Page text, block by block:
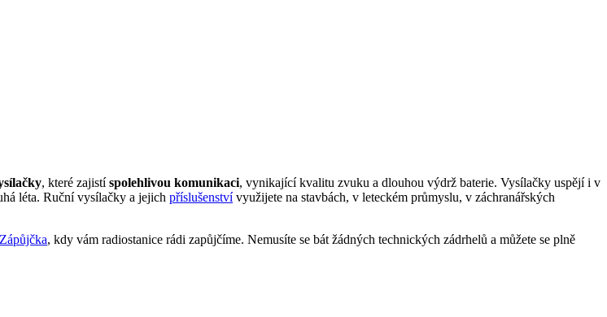
, které zajistíspolehlivou komunikaci, vynikající kvalitu zvuku a dlouhou výdrž baterie. Vysílačky uspějí i v
léta. Ruční vysílačky a jejich příslušenstvívyužijete na stavbách, v leteckém průmyslu, v záchranářských
Zápůjčka, kdy vám radiostanice rádi zapůjčíme. Nemusíte se bát žádných technických zádrhelů a můžete se plně